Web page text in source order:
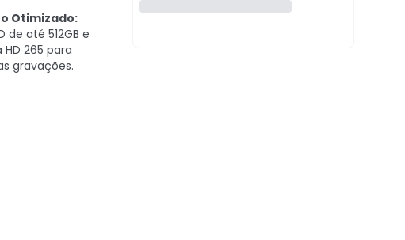
Otimizado:
de até 512GB e
265 para
gravações.